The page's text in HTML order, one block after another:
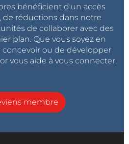
climat, ce qui était
les applications les plus
réseaux extrêmement
des données précises
pouvant conduire à
locales plus fiables.
reste...
sa passion pour les plantes
articles
bénéficient d'un accès
de réductions dans notre
de collaborer avec des
plan. Que vous soyez en
ou de développer
vous aide à vous connecter,
membre